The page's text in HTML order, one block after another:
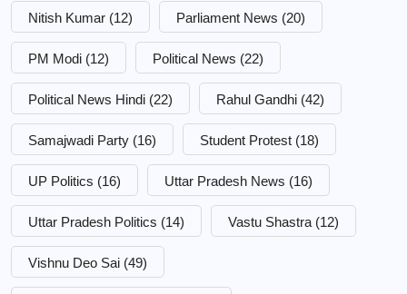
Nitish Kumar (12) Parliament News (20)
PM Modi (12) Political News (22)
Political News Hindi (22) Rahul Gandhi (42)
Samajwadi Party (16) Student Protest (18)
UP Politics (16) Uttar Pradesh News (16)
Uttar Pradesh Politics (14) Vastu Shastra (12)
Vishnu Deo Sai (49)